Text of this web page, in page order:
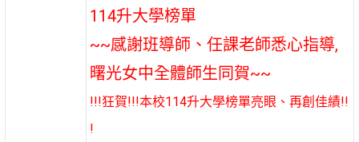
114升大學榜單
~~感謝班導師、任課老師悉心指導,
曙光女中全體師生同賀~~
!!!狂賀!!!本校114升大學榜單亮眼、再創佳績!!
!